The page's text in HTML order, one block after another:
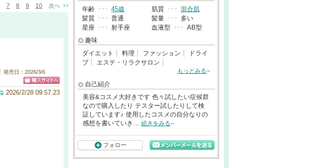
7 8 9 10 次へ
発売日：2026/3/6
2026/2/28 09:57:23
年齢 ･･･ 45歳 肌質 ･･･ 混合肌
髪質 ･･･ 普通 髪量 ･･･
多い
星座 ･･･ 射手座 血液型 ･･･ AB型
趣味
ダイエット
料理 ファッション
ドライ
ブ
エステ・リラクサロン
もっとみる
自己紹介
美容&コスメ大好きです 色々試したい症候群
なので購入したり テスター試したりして検
証しています♪ 使用したコスメの自分なりの
感想を書いていき… 続きをみる
フォロー